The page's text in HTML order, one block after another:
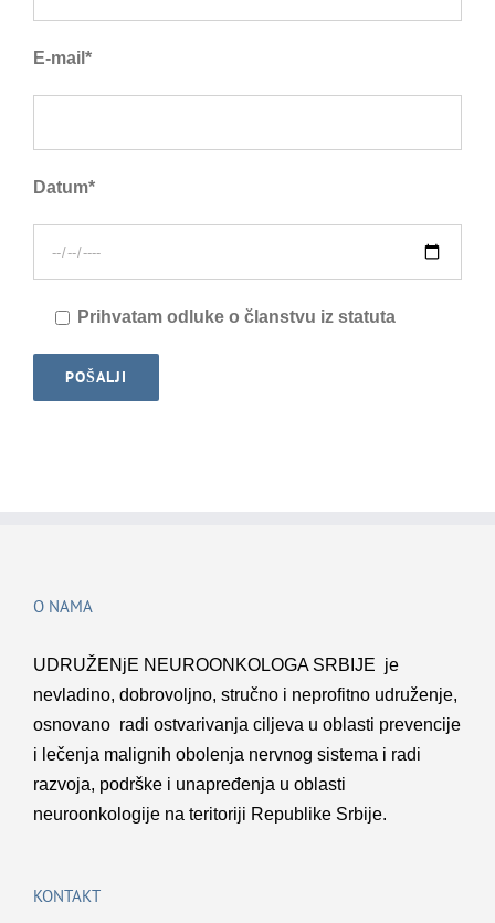
E-mail*
Datum*
Prihvatam odluke o članstvu iz statuta
O NAMA
UDRUŽENјE NEUROONKOLOGA SRBIJE je
nevladino, dobrovolјno, stručno i neprofitno udruženje,
osnovano radi ostvarivanja cilјeva u oblasti prevencije
i lečenja malignih obolenja nervnog sistema i radi
razvoja, podrške i unapređenja u oblasti
neuroonkologije na teritoriji Republike Srbije.
KONTAKT